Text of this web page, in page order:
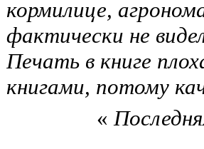
кормилице,
фактически не
Печать в книге
книгами, потому
«